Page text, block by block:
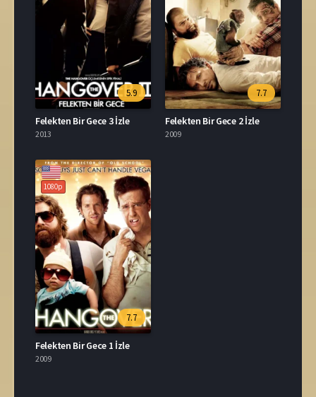
5.9
Felekten Bir Gece 3 İzle
2013
7.7
Felekten Bir Gece 2 İzle
2009
1080p
7.7
Felekten Bir Gece 1 İzle
2009